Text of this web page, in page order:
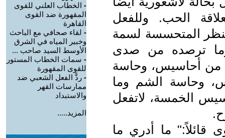
الحب. وللفعل
المتحسسة لسمة
وما ترصده من صدى
من أحاسيس، وحاسة
وحاسة الشم وما
الخمسة، لاتفعل
قائلاً:" ما أدري ما
- الخطاب العلني للقوى
المقهورة ضد القوى
القاهرة
- لقاء صحافي مع الباحث
وخبير المياه في الشرق
الأوسط السيد صاحب ...
- سمات الخطاب المستور
للقوى المقهورة
- ردًّ الفعل الشعبي ضد
ممارسات القهر
والاستبداد
المزيد.....